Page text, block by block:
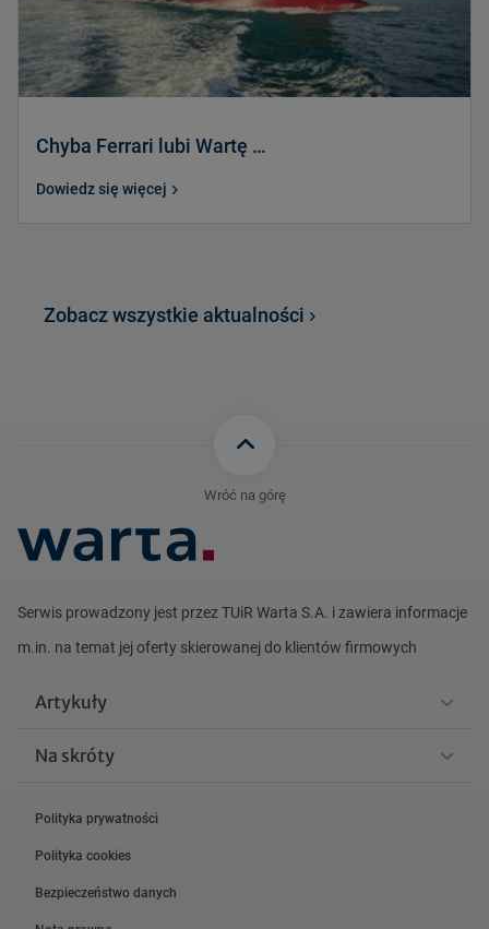
Chyba Ferrari lubi Wartę …
Dowiedz się więcej
Zobacz wszystkie aktualności
Wróć na górę
Serwis prowadzony jest przez TUiR Warta S.A. i zawiera informacje
m.in. na temat jej oferty skierowanej do klientów firmowych
Artykuły
Na skróty
Polityka prywatności
Polityka cookies
Bezpieczeństwo danych